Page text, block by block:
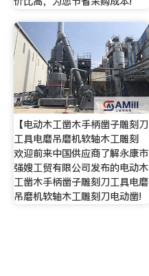
【电动木工凿木手柄凿子雕刻刀
工具电磨吊磨机软轴木工雕刻
欢迎前来中国供应商了解永康市
强嫂工贸有限公司发布的电动木
工凿木手柄凿子雕刻刀工具电磨
吊磨机软轴木工雕刻刀电动凿!